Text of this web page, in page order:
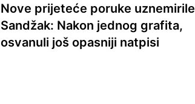
Nove prijeteće poruke uznemirile
Sandžak: Nakon jednog grafita,
osvanuli još opasniji natpisi